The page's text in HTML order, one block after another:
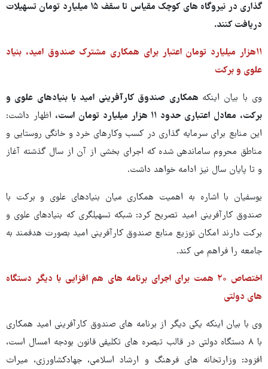
گذاری در نیروگاه های کوچک مقیاس تا سقف ۱۵ میلیارد تومان تسهیلات
دریافت کنند.
۱۱هزار میلیارد تومان اعتبار برای همکاری مشترک صندوق امید، بنیاد
علوی و برکت
وی با بیان اینکه همکاری صندوق کارآفرینی امید با بنیادهای علوی و
برکت، معادل اعتباری حدود ۱۱ هزار میلیارد تومان است،
اظهار داشت:
این منابع برای سرمایه گذاری در کسب وکارهای خرد و خانگی روستایی و
مناطق محروم ساماندهی شده که اجرای بخشی از آن از سال گذشته آغاز
و تا پایان سال نیز ادامه خواهد داشت.
یوسفیان با اشاره به اهمیت همکاری میان بنیادهای علوی و برکت با
صندوق کارآفرینی امید تصریح کرد: شبکه تسهیلگری که بنیادهای علوی و
برکت دارند امکان توزیع منابع صندوق کارآفرینی امید بصورت هدفمند به
جامعه را فراهم می کند.
اختصاص ۲۰ همت برای اجرای برنامه های هم افزایی با دیگر دستگاه
های دولتی
وی با بیان اینکه یکی دیگر از برنامه های صندوق کارآفرینی امید همکاری
با ۸ دستگاه دولتی در قالب تبصره های تکلیفی قانون بودجه امسال است،
افزود: وزارتخانه های فرهنگ و ارشاد اسلامی، جهادکشاورزی، میراث